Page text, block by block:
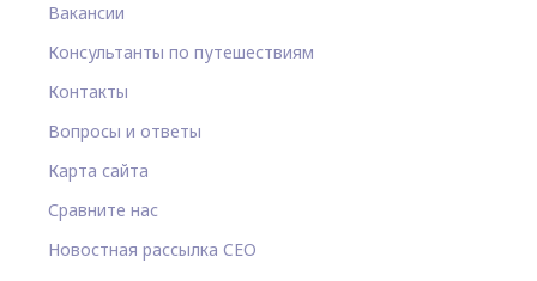
Вакансии
Консультанты по путешествиям
Контакты
Вопросы и ответы
Карта сайта
Сравните нас
Новостная рассылка CEO